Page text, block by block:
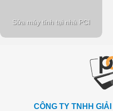
Sửa máy tính tại nhà PCI
CÔNG TY TNHH